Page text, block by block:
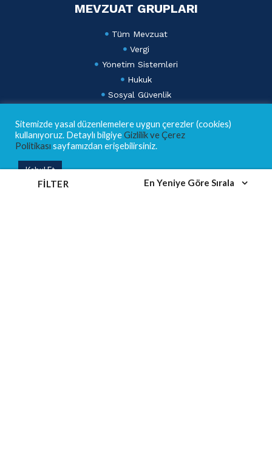
MEVZUAT GRUPLARI
Tüm Mevzuat
Vergi
Yönetim Sistemleri
Hukuk
Sosyal Güvenlik
Dış Ticaret ve Gümrük
Lebib Yalkın Mevzuat Dergisi
AKADEMİ
Sitemizde yasal düzenlemelere uygun çerezler (cookies)
kullanıyoruz. Detaylı bilgiyeGizlilik ve Çerez
Politikası sayfamızdan erişebilirsiniz.
Kabul Et
FILTER En Yeniye Göre Sırala